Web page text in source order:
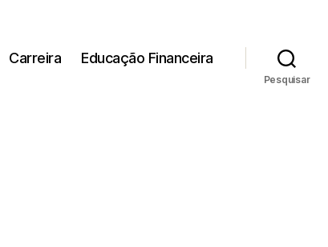
Carreira Educação Financeira
Pesquisar